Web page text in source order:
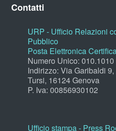
Contatti
URP - Ufficio Relazioni
Pubblico
Posta Elettronica
Numero Unico: 010.1010
Indirizzo: Via Garibaldi
Tursi, 16124 Genova
P. Iva: 00856930102
Ufficio stampa - Press